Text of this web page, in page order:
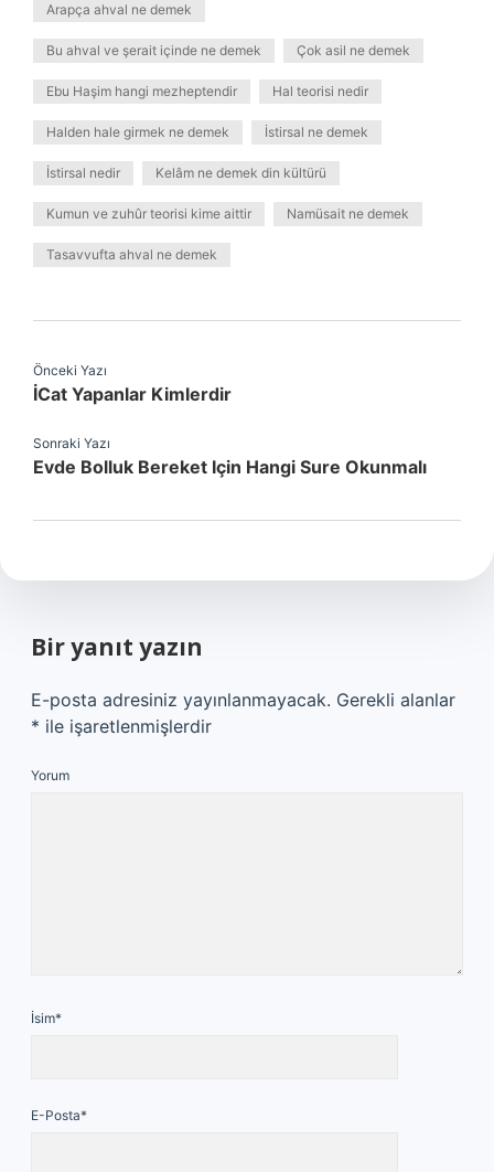
Arapça ahval ne demek
Bu ahval ve şerait içinde ne demek Çok asil ne demek
Ebu Haşim hangi mezheptendir Hal teorisi nedir
Halden hale girmek ne demek İstirsal ne demek
İstirsal nedir Kelâm ne demek din kültürü
Kumun ve zuhûr teorisi kime aittir Namüsait ne demek
Tasavvufta ahval ne demek
Önceki Yazı
İCat Yapanlar Kimlerdir
Sonraki Yazı
Evde Bolluk Bereket Için Hangi Sure Okunmalı
Bir yanıt yazın
E-posta adresiniz yayınlanmayacak. Gerekli alanlar
* ile işaretlenmişlerdir
Yorum
İsim*
E-Posta*